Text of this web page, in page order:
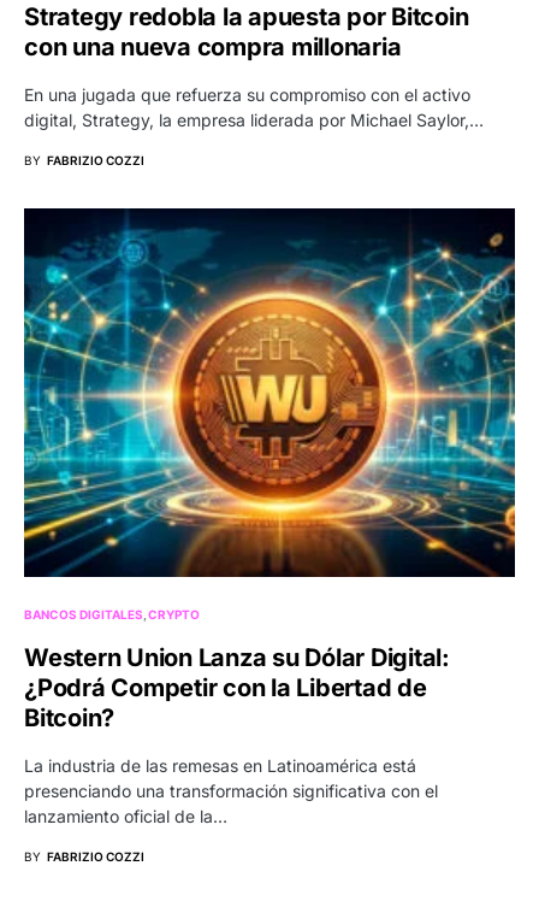
Strategy redobla la apuesta por Bitcoin
con una nueva compra millonaria
En una jugada que refuerza su compromiso con el activo
digital, Strategy, la empresa liderada por Michael Saylor,…
BY FABRIZIO COZZI
BANCOS DIGITALES CRYPTO
Western Union Lanza su Dólar Digital:
¿Podrá Competir con la Libertad de
Bitcoin?
La industria de las remesas en Latinoamérica está
presenciando una transformación significativa con el
lanzamiento oficial de la…
BY FABRIZIO COZZI